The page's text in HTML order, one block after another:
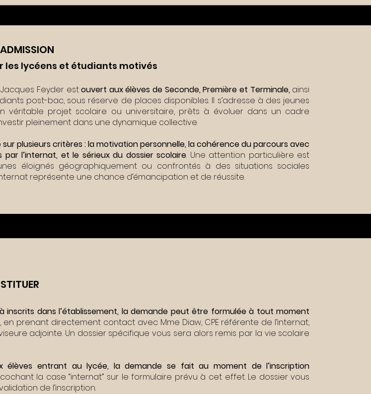
les lycéens et étudiants motivés
Jacques Feyder estouvert aux élèves de Seconde, Première et Terminale, ainsi
post-bac, sous réserve de places disponibles. Il s’adresse à des jeunes
véritable projet scolaire ou universitaire, prêts à évoluer dans un cadre
pleinement dans une dynamique collective.
plusieurs critères : la motivation personnelle, la cohérence du parcours avec
par l’internat, et le sérieux du dossier scolaire. Une attention particulière est
éloignés géographiquement ou confrontés à des situations sociales
représente une chance d’émancipation et de réussite.
inscrits dans l’établissement, la demande peut être formulée à tout moment
, en prenant directement contact avec Mme Diaw, CPE référente de l’internat,
adjointe. Un dossier spécifique vous sera alors remis par la vie scolaire
élèves entrant au lycée, la demande se fait au moment de l’inscription
la case “internat” sur le formulaire prévu à cet effet. Le dossier vous
de l’inscription.